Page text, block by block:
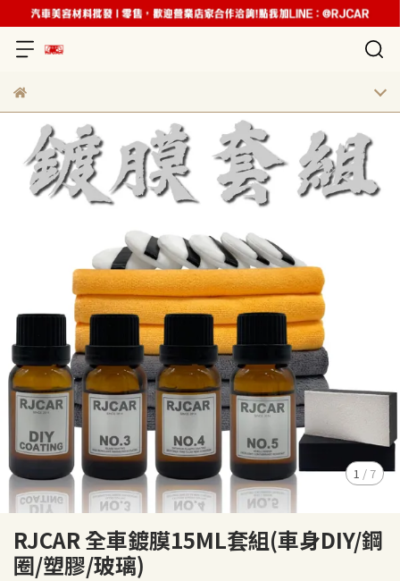
1 / 7
RJCAR 全車鍍膜15ML套組(車身DIY/鋼
圈/塑膠/玻璃)